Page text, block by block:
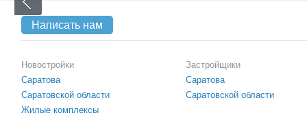
Написать нам
Новостройки
Саратова
Саратовской области
Жилые комплексы
Застройщики
Саратова
Саратовской области